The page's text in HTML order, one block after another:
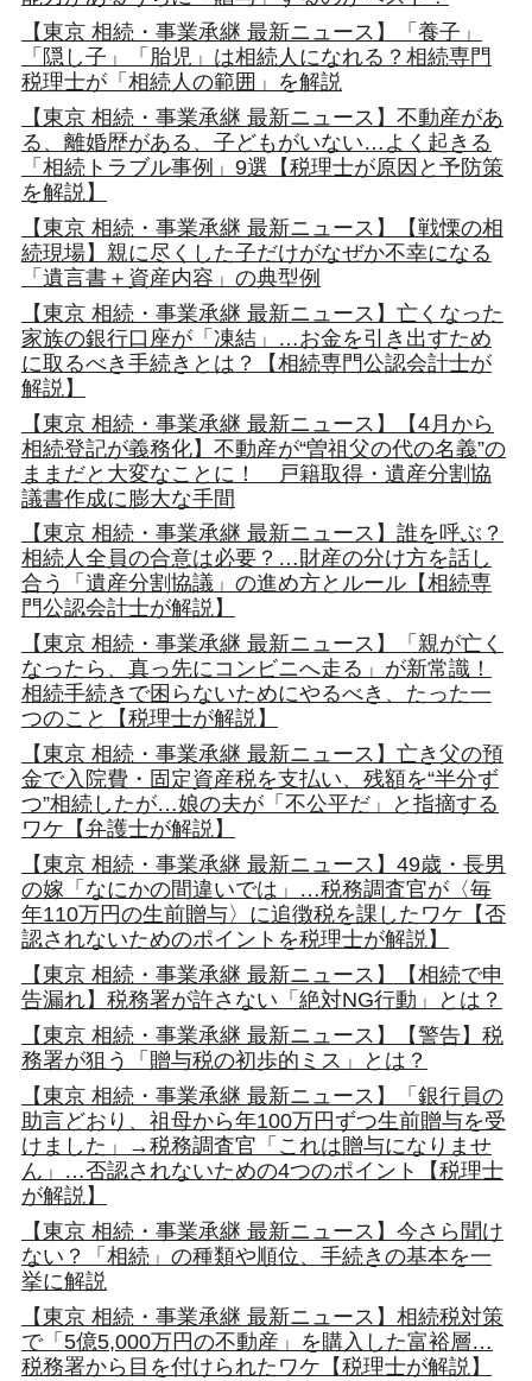
【東京 相続・事業承継 最新ニュース】「養子」
「隠し子」「胎児」は相続人になれる？相続専門
税理士が「相続人の範囲」を解説
【東京 相続・事業承継 最新ニュース】不動産があ
る、離婚歴がある、子どもがいない…よく起きる
「相続トラブル事例」9選【税理士が原因と予防策
を解説】
【東京 相続・事業承継 最新ニュース】【戦慄の相
続現場】親に尽くした子だけがなぜか不幸になる
「遺言書＋資産内容」の典型例
【東京 相続・事業承継 最新ニュース】亡くなった
家族の銀行口座が「凍結」…お金を引き出すため
に取るべき手続きとは？【相続専門公認会計士が
解説】
【東京 相続・事業承継 最新ニュース】【4月から
相続登記が義務化】不動産が“曽祖父の代の名義”の
ままだと大変なことに！ 戸籍取得・遺産分割協
議書作成に膨大な手間
【東京 相続・事業承継 最新ニュース】誰を呼ぶ？
相続人全員の合意は必要？…財産の分け方を話し
合う「遺産分割協議」の進め方とルール【相続専
門公認会計士が解説】
【東京 相続・事業承継 最新ニュース】「親が亡く
なったら、真っ先にコンビニへ走る」が新常識！
相続手続きで困らないためにやるべき、たった一
つのこと【税理士が解説】
【東京 相続・事業承継 最新ニュース】亡き父の預
金で入院費・固定資産税を支払い、残額を“半分ず
つ”相続したが…娘の夫が「不公平だ」と指摘する
ワケ【弁護士が解説】
【東京 相続・事業承継 最新ニュース】49歳・長男
の嫁「なにかの間違いでは」…税務調査官が〈毎
年110万円の生前贈与〉に追徴税を課したワケ【否
認されないためのポイントを税理士が解説】
【東京 相続・事業承継 最新ニュース】【相続で申
告漏れ】税務署が許さない「絶対NG行動」とは？
【東京 相続・事業承継 最新ニュース】【警告】税
務署が狙う「贈与税の初歩的ミス」とは？
【東京 相続・事業承継 最新ニュース】「銀行員の
助言どおり、祖母から年100万円ずつ生前贈与を受
けました」→税務調査官「これは贈与になりませ
ん」…否認されないための4つのポイント【税理士
が解説】
【東京 相続・事業承継 最新ニュース】今さら聞け
ない？「相続」の種類や順位、手続きの基本を一
挙に解説
【東京 相続・事業承継 最新ニュース】相続税対策
で「5億5,000万円の不動産」を購入した富裕層…
税務署から目を付けられたワケ【税理士が解説】